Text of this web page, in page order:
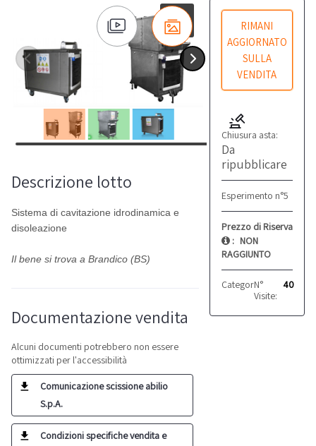
RIMANI
AGGIORNATO
SULLA
VENDITA
Chiusura asta:
Da
ripubblicare
Esperimento n°5
Prezzo di Riserva
: NON
RAGGIUNTO
Categoria: Altro
N°
Visite:
40
Descrizione lotto
Sistema di cavitazione idrodinamica e
disoleazione
Il bene si trova a Brandico (BS)
Documentazione vendita
Alcuni documenti potrebbero non essere
ottimizzati per l'accessibilità
Comunicazione scissione abilio
S.p.A.
Condizioni specifiche vendita e